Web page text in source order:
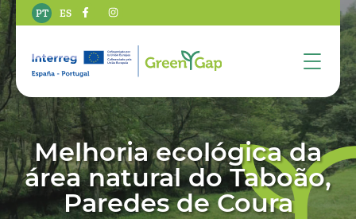
PT ES
Melhoria ecológica da
área natural do Taboão,
Paredes de Coura